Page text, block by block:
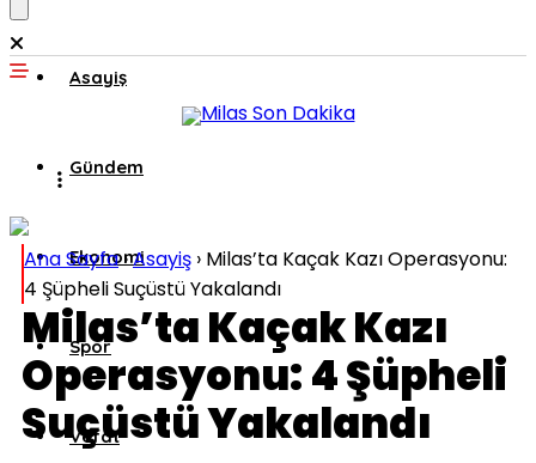
Asayiş
Gündem
Ekonomi
Spor
Vefat
Ana Sayfa›Asayiş › Milas’ta Kaçak Kazı Operasyonu:
4 Şüpheli Suçüstü Yakalandı
Milas’ta Kaçak Kazı
Operasyonu: 4 Şüpheli
Suçüstü Yakalandı